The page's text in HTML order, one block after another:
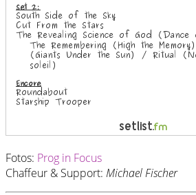
Fotos: Prog in Focus
Chaffeur & Support: Michael Fischer